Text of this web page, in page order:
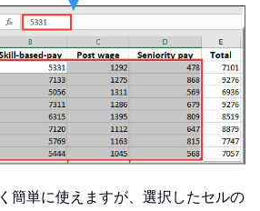
簡単に使えますが、選択したセルの